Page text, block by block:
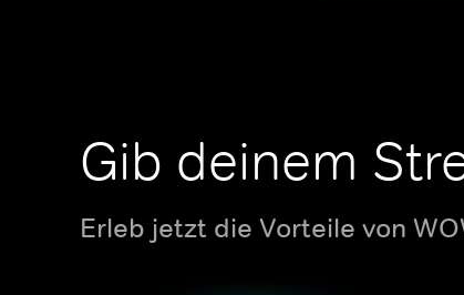
Gib deinem
Erleb jetzt die Vorteile von